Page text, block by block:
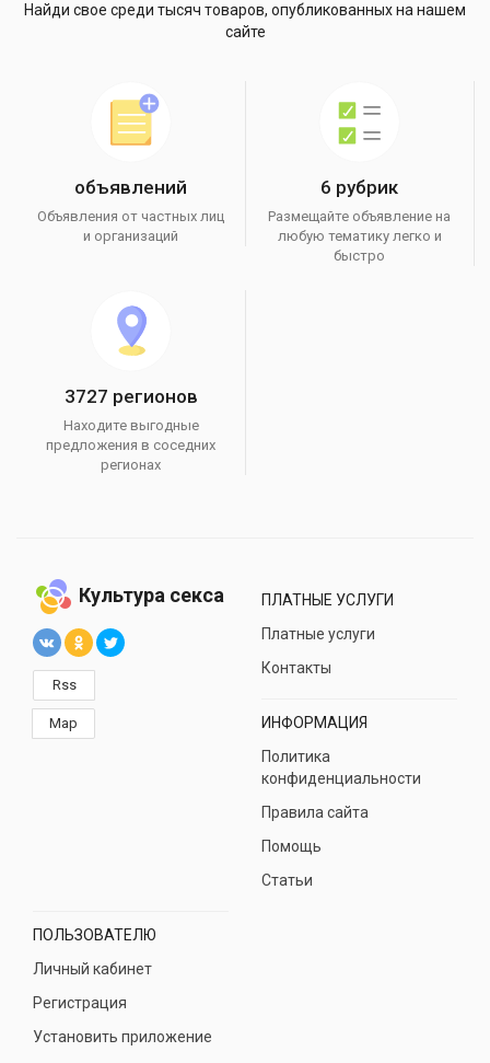
Найди свое среди тысяч товаров, опубликованных на нашем
сайте
объявлений
Объявления от частных лиц
и организаций
6 рубрик
Размещайте объявление на
любую тематику легко и
быстро
3727 регионов
Находите выгодные
предложения в соседних
регионах
Культура секса
Rss
Map
ПЛАТНЫЕ УСЛУГИ
Платные услуги
Контакты
ИНФОРМАЦИЯ
Политика
конфиденциальности
Правила сайта
Помощь
Статьи
ПОЛЬЗОВАТЕЛЮ
Личный кабинет
Регистрация
Установить приложение